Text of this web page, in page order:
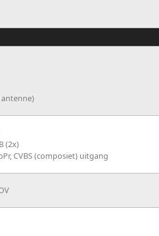
(2x)
CVBS (composiet) uitgang